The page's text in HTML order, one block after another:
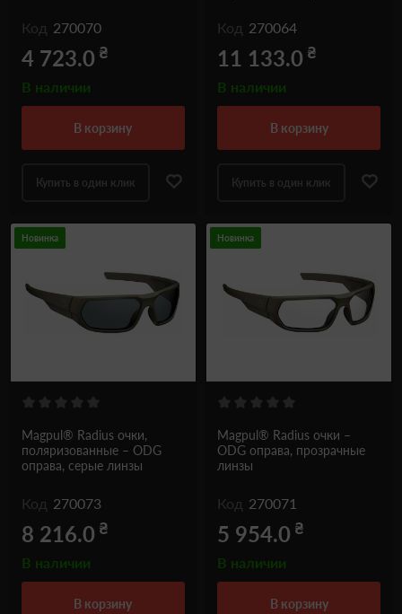
Код 270070
4 723.0 ₴
В наличии
в корзину
Купить в один клик
Код 270064
11 133.0 ₴
В наличии
в корзину
Купить в один клик
Новинка
Magpul® Radius очки,
поляризованные – ODG
оправа, серые линзы
Код 270073
8 216.0 ₴
В наличии
в корзину
Новинка
Magpul® Radius очки –
ODG оправа, прозрачные
линзы
Код 270071
5 954.0 ₴
В наличии
в корзину